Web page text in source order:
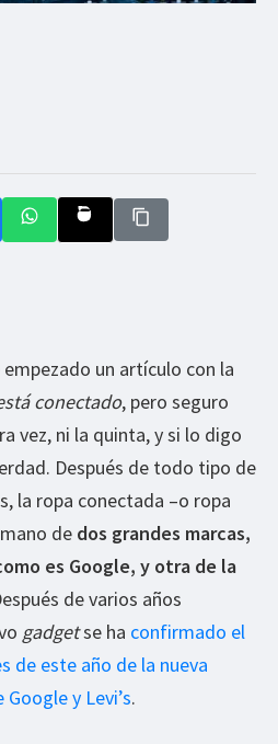
un artículo con la
conectado, pero seguro
vez, ni la quinta, y si lo digo
Después de todo tipo de
la ropa conectada –o ropa
de dos grandes marcas,
es Google, y otra de la
de varios años
gadgetse ha confirmado el
de este año de la nueva
y Levi’s.